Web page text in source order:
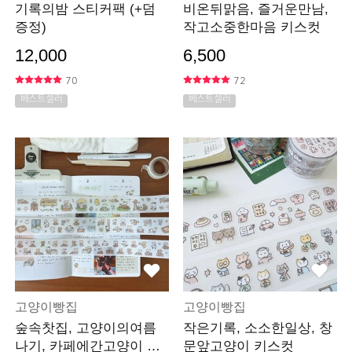
기록의밤 스티커팩 (+덤
증정)
12,000
70
베스트셀러
비온뒤맑음, 즐거운만남,
작고소중한마음 키스컷
6,500
72
베스트셀러
고양이빵집
숲속찻집, 고양이의여름
나기, 카페에간고양이 키
고양이빵집
작은기록, 소소한일상, 창
문앞고양이 키스컷